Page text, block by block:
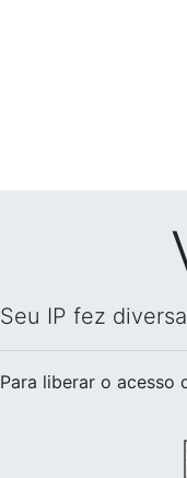
Seu IP fez
Para liberar o acesso